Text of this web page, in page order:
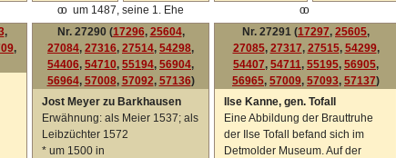
oo um 1487, seine 1. Ehe
oo
,
,
Nr. 27290 (17296, 25604,
27084, 27316, 27514, 54298,
54406, 54710, 55194, 56904,
56964, 57008, 57092, 57136)
Jost Meyer zu Barkhausen
Erwähnung: als Meier 1537; als
Leibzüchter 1572
* um 1500 in
Nr. 27291 (17297, 25605,
27085, 27317, 27515, 54299,
54407, 54711, 55195, 56905,
56965, 57009, 57093, 57137)
Ilse Kanne, gen. Tofall
Eine Abbildung der Brauttruhe
der Ilse Tofall befand sich im
Detmolder Museum. Auf der